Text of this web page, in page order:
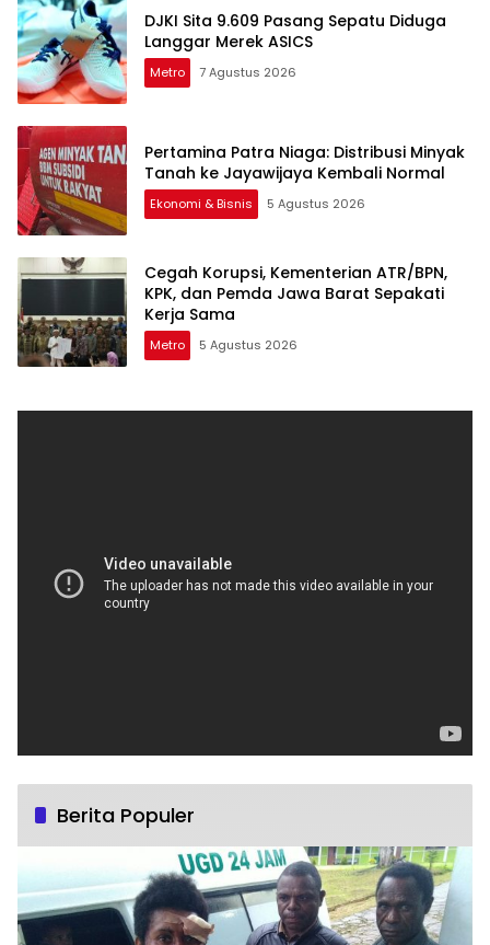
DJKI Sita 9.609 Pasang Sepatu Diduga
Langgar Merek ASICS
Metro 7 Agustus 2026
Pertamina Patra Niaga: Distribusi Minyak
Tanah ke Jayawijaya Kembali Normal
Ekonomi & Bisnis 5 Agustus 2026
Cegah Korupsi, Kementerian ATR/BPN,
KPK, dan Pemda Jawa Barat Sepakati
Kerja Sama
Metro 5 Agustus 2026
Berita Populer